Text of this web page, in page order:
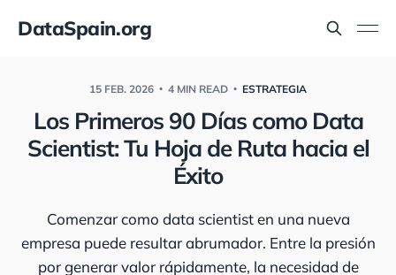
DataSpain.org
15 FEB. 2026 4 MIN READ ESTRATEGIA
Los Primeros 90 Días como Data
Scientist: Tu Hoja de Ruta hacia el
Éxito
Comenzar como data scientist en una nueva
empresa puede resultar abrumador. Entre la presión
por generar valor rápidamente, la necesidad de